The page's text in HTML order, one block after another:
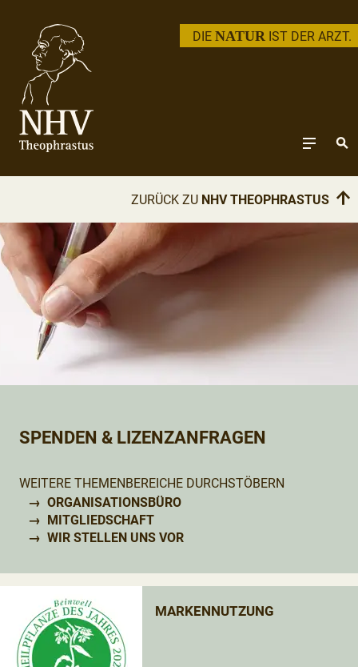
DIE NATUR IST DER ARZT.
ZURÜCK ZU NHV THEOPHRASTUS ↑
SPENDEN & LIZENZANFRAGEN
WEITERE THEMENBEREICHE DURCHSTÖBERN
ORGANISATIONSBÜRO
MITGLIEDSCHAFT
WIR STELLEN UNS VOR
MARKENNUTZUNG